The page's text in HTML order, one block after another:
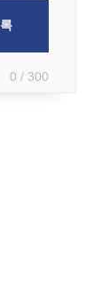
0 / 300